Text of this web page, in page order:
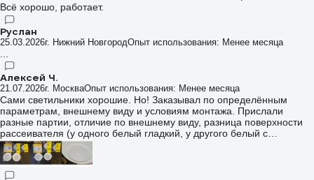
Всё хорошо, работает.
Руслан
25.03.2026г. Нижний НовгородОпыт использования: Менее месяца
Алексей Ч.
21.07.2026г. МоскваОпыт использования: Менее месяца
Сами светильники хорошие. Но! Заказывал по определённым
параметрам, внешнему виду и условиям монтажа. Прислали
разные партии, отличие по внешнему виду, разница поверхности
рассеивателя (у одного белый гладкий, у другого белый с
шагренью), посадочные размеры в потолочные отверстие тоже
разные.